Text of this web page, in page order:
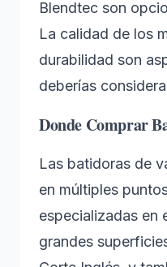
Blendtec son
La calidad de los
durabilidad son
deberías
Donde Comprar
Las batidoras de
en múltiples
especializadas en
grandes